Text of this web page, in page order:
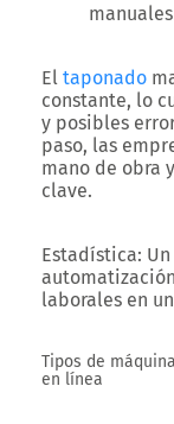
manuales
El taponado
constante, lo
y posibles
paso, las
mano de obra
clave.
Estadística:
laborales en
Tipos de
en línea